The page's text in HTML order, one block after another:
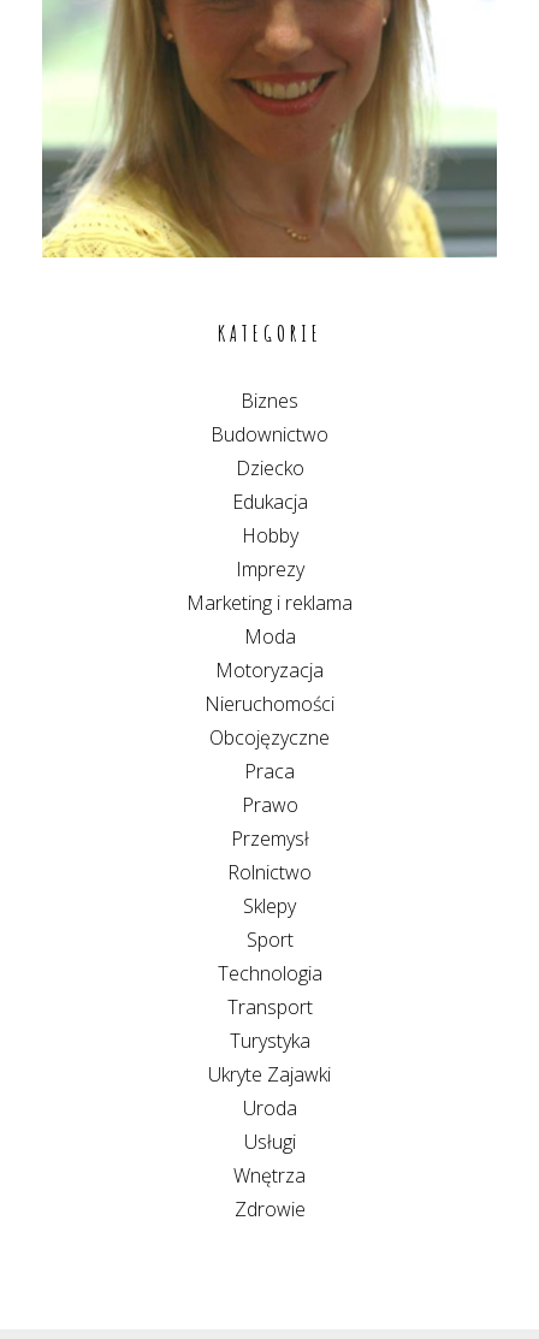
KATEGORIE
Biznes
Budownictwo
Dziecko
Edukacja
Hobby
Imprezy
Marketing i reklama
Moda
Motoryzacja
Nieruchomości
Obcojęzyczne
Praca
Prawo
Przemysł
Rolnictwo
Sklepy
Sport
Technologia
Transport
Turystyka
Ukryte Zajawki
Uroda
Usługi
Wnętrza
Zdrowie